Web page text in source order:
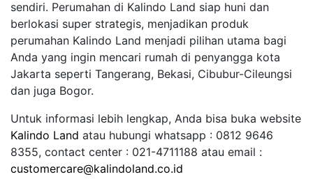
sendiri. Perumahan di Kalindo Land siap huni dan
berlokasi super strategis, menjadikan produk
perumahan Kalindo Land menjadi pilihan utama bagi
Anda yang ingin mencari rumah di penyangga kota
Jakarta seperti Tangerang, Bekasi, Cibubur-Cileungsi
dan juga Bogor.
Untuk informasi lebih lengkap, Anda bisa buka website
Kalindo Land atau hubungi whatsapp : 0812 9646
8355, contact center : 021-4711188 atau email :
customercare@kalindoland.co.id